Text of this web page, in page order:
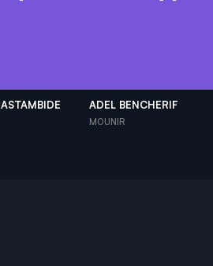
ADEL BENCHERIF
MOUNIR